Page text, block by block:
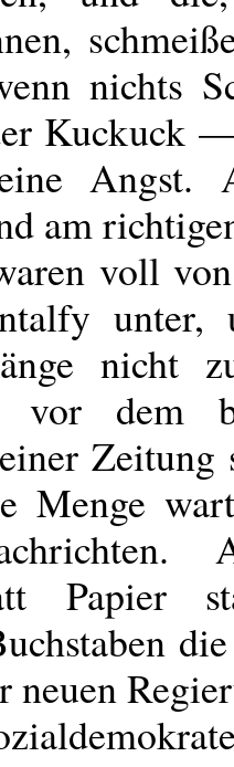
nichts
Kuckuck
Angst.
am
voll
nicht
dem
Zeitung
Menge
Papier